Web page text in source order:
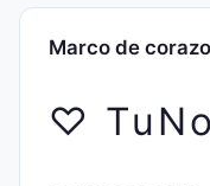
Marco de
♡